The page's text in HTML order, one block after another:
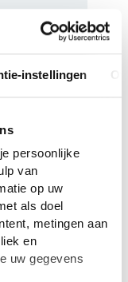
instellingen
persoonlijke
van
op uw
als doel
metingen aan
en
uw gegevens
minuten